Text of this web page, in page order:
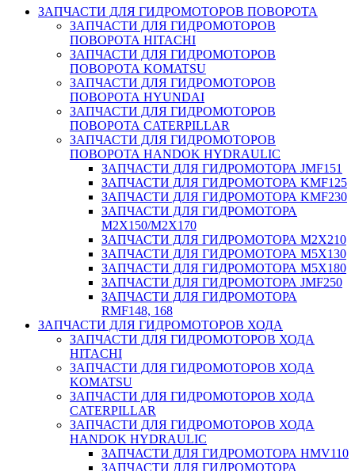
ЗАПЧАСТИ ДЛЯ ГИДРОМОТОРОВ ПОВОРОТА
ЗАПЧАСТИ ДЛЯ ГИДРОМОТОРОВ
ПОВОРОТА HITACHI
ЗАПЧАСТИ ДЛЯ ГИДРОМОТОРОВ
ПОВОРОТА KOMATSU
ЗАПЧАСТИ ДЛЯ ГИДРОМОТОРОВ
ПОВОРОТА HYUNDAI
ЗАПЧАСТИ ДЛЯ ГИДРОМОТОРОВ
ПОВОРОТА CATERPILLAR
ЗАПЧАСТИ ДЛЯ ГИДРОМОТОРОВ
ПОВОРОТА HANDOK HYDRAULIC
ЗАПЧАСТИ ДЛЯ ГИДРОМОТОРА JMF151
ЗАПЧАСТИ ДЛЯ ГИДРОМОТОРА KMF125
ЗАПЧАСТИ ДЛЯ ГИДРОМОТОРА KMF230
ЗАПЧАСТИ ДЛЯ ГИДРОМОТОРА
M2X150/M2X170
ЗАПЧАСТИ ДЛЯ ГИДРОМОТОРА M2X210
ЗАПЧАСТИ ДЛЯ ГИДРОМОТОРА M5X130
ЗАПЧАСТИ ДЛЯ ГИДРОМОТОРА M5X180
ЗАПЧАСТИ ДЛЯ ГИДРОМОТОРА JMF250
ЗАПЧАСТИ ДЛЯ ГИДРОМОТОРА
RMF148, 168
ЗАПЧАСТИ ДЛЯ ГИДРОМОТОРОВ ХОДА
ЗАПЧАСТИ ДЛЯ ГИДРОМОТОРОВ ХОДА
HITACHI
ЗАПЧАСТИ ДЛЯ ГИДРОМОТОРОВ ХОДА
KOMATSU
ЗАПЧАСТИ ДЛЯ ГИДРОМОТОРОВ ХОДА
CATERPILLAR
ЗАПЧАСТИ ДЛЯ ГИДРОМОТОРОВ ХОДА
HANDOK HYDRAULIC
ЗАПЧАСТИ ДЛЯ ГИДРОМОТОРА HMV110
ЗАПЧАСТИ ДЛЯ ГИДРОМОТОРА